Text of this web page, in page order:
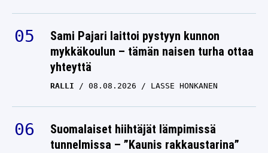
Sami Pajari laittoi pystyyn kunnon
mykkäkoulun – tämän naisen turha ottaa
yhteyttä
RALLI 08.08.2026 LASSE HONKANEN
Suomalaiset hiihtäjät lämpimissä
tunnelmissa – ”Kaunis rakkaustarina”